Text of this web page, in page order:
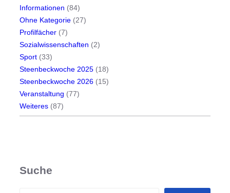
Informationen (84)
Ohne Kategorie (27)
Profilfächer (7)
Sozialwissenschaften (2)
Sport (33)
Steenbeckwoche 2025 (18)
Steenbeckwoche 2026 (15)
Veranstaltung (77)
Weiteres (87)
Suche